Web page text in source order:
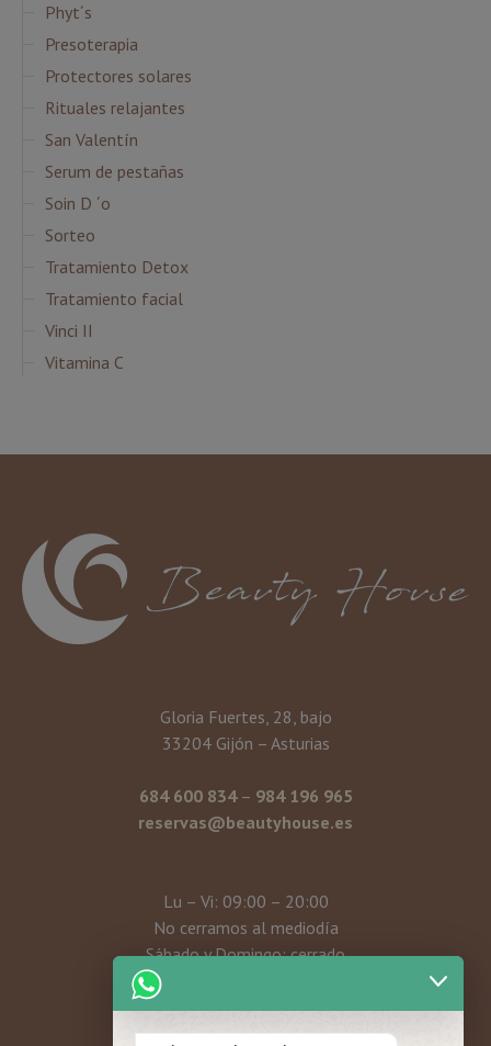
Phyt´s
Presoterapia
Protectores solares
Rituales relajantes
San Valentín
Serum de pestañas
Soin D ´o
Sorteo
Tratamiento Detox
Tratamiento facial
Vinci II
Vitamina C
Gloria Fuertes, 28, bajo
33204 Gijón – Asturias
684 600 834– 984 196 965
reservas@beautyhouse.es
Lu – Vi: 09:00 – 20:00
No cerramos al mediodía
Sábado y Domingo: cerrado
Mi cuenta